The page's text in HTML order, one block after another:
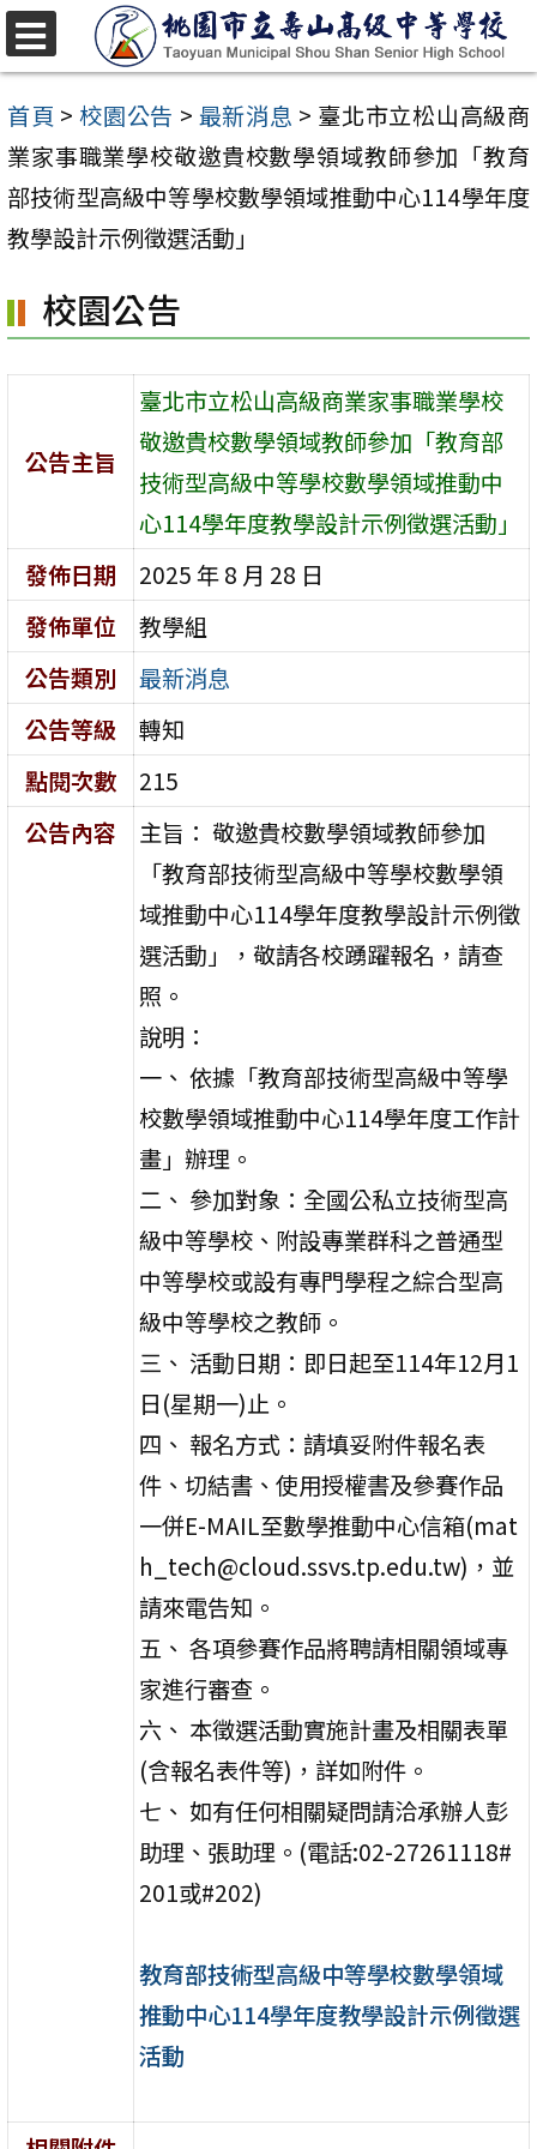
跳
至
主
要
內
容
首頁 > 校園公告 > 最新消息 > 臺北市立松山高級商
業家事職業學校敬邀貴校數學領域教師參加「教育
部技術型高級中等學校數學領域推動中心114學年度
教學設計示例徵選活動」
校園公告
公告主旨
臺北市立松山高級商業家事職業學校
敬邀貴校數學領域教師參加「教育部
技術型高級中等學校數學領域推動中
心114學年度教學設計示例徵選活動」
發佈日期
2025 年 8 月 28 日
發佈單位
教學組
公告類別
最新消息
公告等級
轉知
點閱次數
215
公告內容
主旨： 敬邀貴校數學領域教師參加
「教育部技術型高級中等學校數學領
域推動中心114學年度教學設計示例徵
選活動」，敬請各校踴躍報名，請查
照。
說明：
一、 依據「教育部技術型高級中等學
校數學領域推動中心114學年度工作計
畫」辦理。
二、 參加對象：全國公私立技術型高
級中等學校、附設專業群科之普通型
中等學校或設有專門學程之綜合型高
級中等學校之教師。
三、 活動日期：即日起至114年12月1
日(星期一)止。
四、 報名方式：請填妥附件報名表
件、切結書、使用授權書及參賽作品
一併E-MAIL至數學推動中心信箱(mat
h_tech@cloud.ssvs.tp.edu.tw)，並
請來電告知。
五、 各項參賽作品將聘請相關領域專
家進行審查。
六、 本徵選活動實施計畫及相關表單
(含報名表件等)，詳如附件。
七、 如有任何相關疑問請洽承辦人彭
助理、張助理。(電話:02-27261118#
201或#202)
教育部技術型高級中等學校數學領域
推動中心114學年度教學設計示例徵選
活動
選
單